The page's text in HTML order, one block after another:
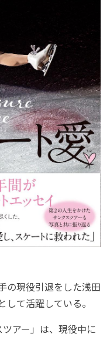
の現役引退をした浅田
て活躍している。
アー」は、現役中に